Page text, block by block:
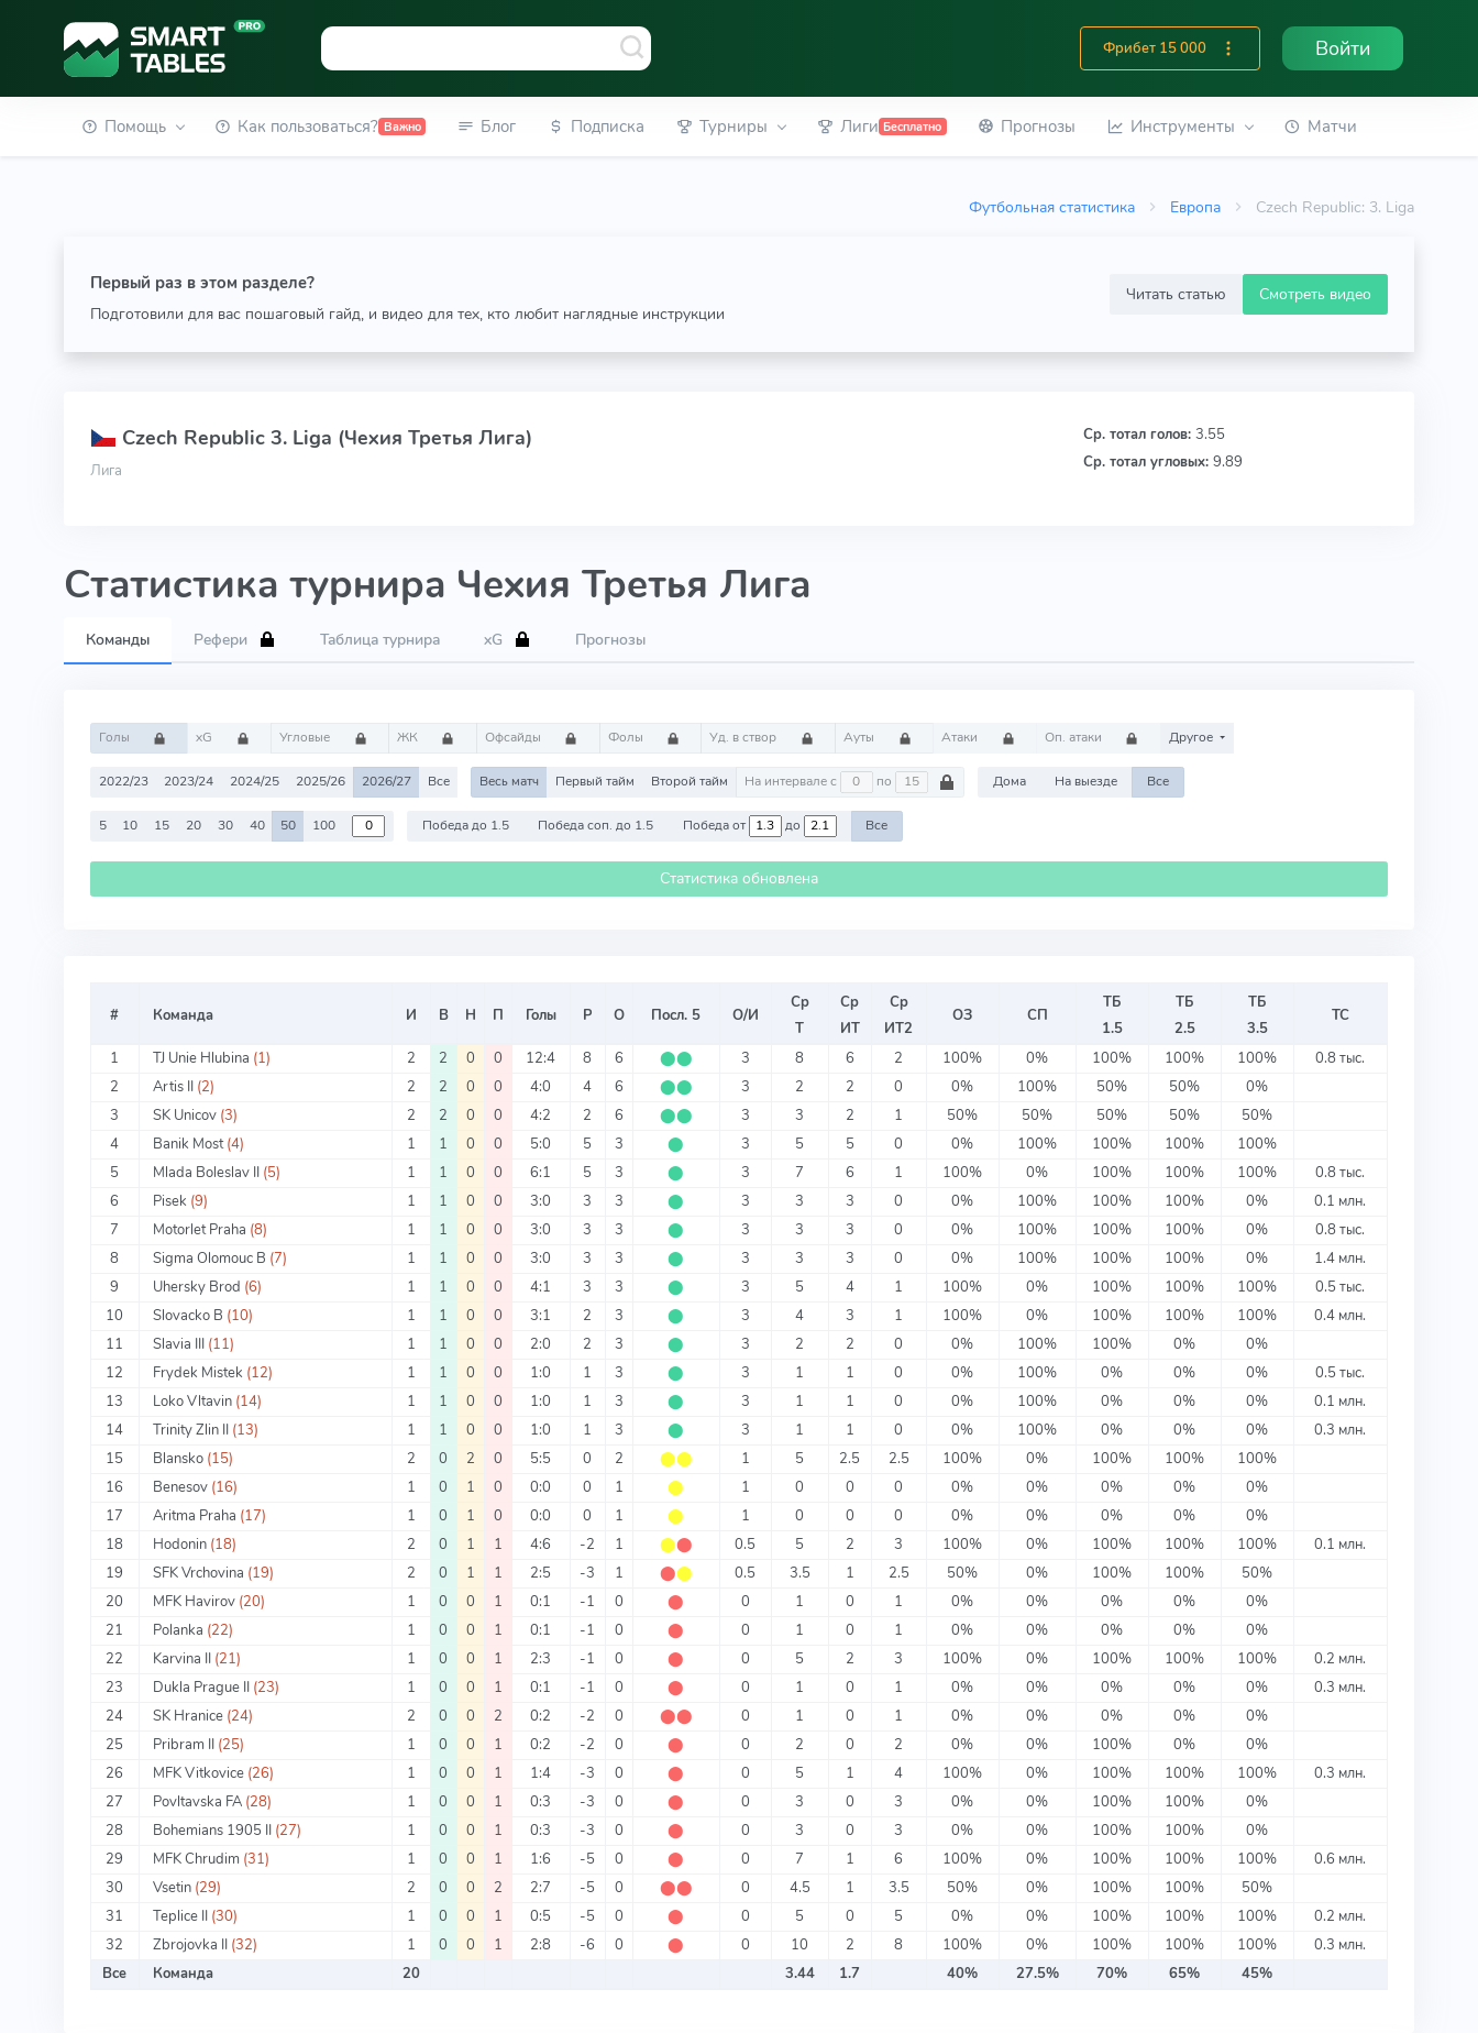
Фрибет 15 000 Войти
Помощь Как пользоваться? Важно Блог Подписка Турниры Лиги Бесплатно Прогнозы Инструменты Матчи
Футбольная статистика Европа Czech Republic: 3. Liga
Первый раз в этом разделе?
Подготовили для вас пошаговый гайд, и видео для тех, кто любит наглядные инструкции
Читать статью Смотреть видео
Czech Republic 3. Liga (Чехия Третья Лига)
Лига
Ср. тотал голов:3.55
Ср. тотал угловых:9.89
Статистика турнира Чехия Третья Лига
Команды Рефери Таблица турнира xG Прогнозы
Голы xG Угловые ЖК Офсайды Фолы Уд. в створ Ауты Атаки Оп. атаки Другое
2022/23 2023/24 2024/25 2025/26 2026/27 Все Весь матч Первый тайм Второй тайм На интервале с по Дома На выезде Все
5 10 15 20 30 40 50 100 Победа до 1.5 Победа соп. до 1.5 Победа от до Все
Статистика обновлена
# Команда И В Н П Голы Р О Посл. 5 О/И
Ср
Т
Ср
ИТ
Ср
ИТ2
ОЗ СП
ТБ
1.5
ТБ
2.5
ТБ
3.5
ТС
1 TJ Unie Hlubina (1) 2 2 0 0 12:4 8 6 ⬤⬤ 3 8 6 2 100% 0% 100% 100% 100%
0.8 тыс.
2
Artis II (2) 2 2 0 0 4:0 4 6 ⬤⬤ 3 2 2 0 0% 100% 50% 50%
0%
3
SK Unicov (3) 2 2 0 0 4:2 2 6 ⬤⬤ 3 3 2 1 50% 50% 50% 50%
50%
4
Banik Most (4) 1 1 0 0 5:0 5 3 ⬤ 3 5 5 0 0% 100% 100% 100%
100%
5
Mlada Boleslav II (5) 1 1 0 0 6:1 5 3 ⬤ 3 7 6 1 100% 0% 100% 100% 100%
0.8 тыс.
6
Pisek (9) 1 1 0 0 3:0 3 3 ⬤ 3 3 3 0 0% 100% 100% 100% 0%
0.1 млн.
7
Motorlet Praha (8) 1 1 0 0 3:0 3 3 ⬤ 3 3 3 0 0% 100% 100% 100% 0%
0.8 тыс.
8
Sigma Olomouc B (7) 1 1 0 0 3:0 3 3 ⬤ 3 3 3 0 0% 100% 100% 100% 0%
1.4 млн.
9
Uhersky Brod (6) 1 1 0 0 4:1 3 3 ⬤ 3 5 4 1 100% 0% 100% 100% 100%
0.5 тыс.
10
Slovacko B (10) 1 1 0 0 3:1 2 3 ⬤ 3 4 3 1 100% 0% 100% 100% 100%
0.4 млн.
11
Slavia III (11) 1 1 0 0 2:0 2 3 ⬤ 3 2 2 0 0% 100% 100% 0%
0%
12
Frydek Mistek (12) 1 1 0 0 1:0 1 3 ⬤ 3 1 1 0 0% 100% 0% 0% 0%
0.5 тыс.
13
Loko Vltavin (14) 1 1 0 0 1:0 1 3 ⬤ 3 1 1 0 0% 100% 0% 0% 0%
0.1 млн.
14
Trinity Zlin II (13) 1 1 0 0 1:0 1 3 ⬤ 3 1 1 0 0% 100% 0% 0% 0%
0.3 млн.
15
Blansko (15) 2 0 2 0 5:5 0 2 ⬤⬤ 1 5 2.5 2.5 100% 0% 100% 100%
100%
16
Benesov (16) 1 0 1 0 0:0 0 1 ⬤ 1 0 0 0 0% 0% 0% 0%
0%
17
Aritma Praha (17) 1 0 1 0 0:0 0 1 ⬤ 1 0 0 0 0% 0% 0% 0%
0%
18
Hodonin (18) 2 0 1 1 4:6 -2 1 ⬤⬤ 0.5 5 2 3 100% 0% 100% 100% 100%
0.1 млн.
19
SFK Vrchovina (19) 2 0 1 1 2:5 -3 1 ⬤⬤ 0.5 3.5 1 2.5 50% 0% 100% 100%
50%
20
MFK Havirov (20) 1 0 0 1 0:1 -1 0 ⬤ 0 1 0 1 0% 0% 0% 0%
0%
21
Polanka (22) 1 0 0 1 0:1 -1 0 ⬤ 0 1 0 1 0% 0% 0% 0%
0%
22
Karvina II (21) 1 0 0 1 2:3 -1 0 ⬤ 0 5 2 3 100% 0% 100% 100% 100%
0.2 млн.
23
Dukla Prague II (23) 1 0 0 1 0:1 -1 0 ⬤ 0 1 0 1 0% 0% 0% 0% 0%
0.3 млн.
24
SK Hranice (24) 2 0 0 2 0:2 -2 0 ⬤⬤ 0 1 0 1 0% 0% 0% 0%
0%
25
Pribram II (25) 1 0 0 1 0:2 -2 0 ⬤ 0 2 0 2 0% 0% 100% 0%
0%
26
MFK Vitkovice (26) 1 0 0 1 1:4 -3 0 ⬤ 0 5 1 4 100% 0% 100% 100% 100%
0.3 млн.
27
Povltavska FA (28) 1 0 0 1 0:3 -3 0 ⬤ 0 3 0 3 0% 0% 100% 100%
0%
28
Bohemians 1905 II (27) 1 0 0 1 0:3 -3 0 ⬤ 0 3 0 3 0% 0% 100% 100%
0%
29
MFK Chrudim (31) 1 0 0 1 1:6 -5 0 ⬤ 0 7 1 6 100% 0% 100% 100% 100%
0.6 млн.
30
Vsetin (29) 2 0 0 2 2:7 -5 0 ⬤⬤ 0 4.5 1 3.5 50% 0% 100% 100%
50%
31
Teplice II (30) 1 0 0 1 0:5 -5 0 ⬤ 0 5 0 5 0% 0% 100% 100% 100%
0.2 млн.
32
Zbrojovka II (32) 1 0 0 1 2:8 -6 0 ⬤ 0 10 2 8 100% 0% 100% 100% 100%
0.3 млн.
Все
Команда 20 3.44 1.7 40% 27.5% 70% 65% 45%